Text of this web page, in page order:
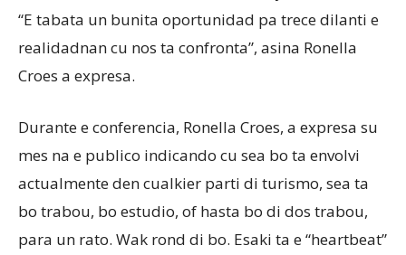
“E tabata un bunita oportunidad pa trece dilanti e
realidadnan cu nos ta confronta”, asina Ronella
Croes a expresa.
Durante e conferencia, Ronella Croes, a expresa su
mes na e publico indicando cu sea bo ta envolvi
actualmente den cualkier parti di turismo, sea ta
bo trabou, bo estudio, of hasta bo di dos trabou,
para un rato. Wak rond di bo. Esaki ta e “heartbeat”